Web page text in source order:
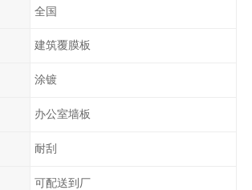
全国
建筑覆膜板
涂镀
办公室墙板
耐刮
可配送到厂